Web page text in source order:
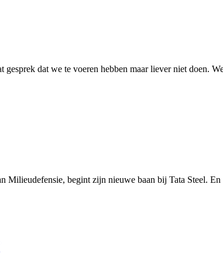
dat we te voeren hebben maar liever niet doen.
begint zijn nieuwe baan bij Tata Steel.